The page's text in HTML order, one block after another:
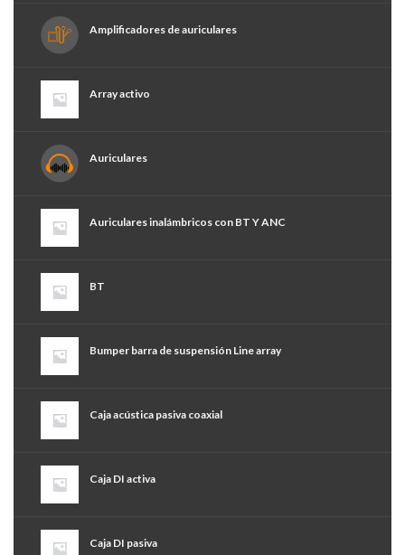
Amplificadores de auriculares
Array activo
Auriculares
Auriculares inalámbricos con BT Y ANC
BT
Bumper barra de suspensión Line array
Caja acústica pasiva coaxial
Caja DI activa
Caja DI pasiva